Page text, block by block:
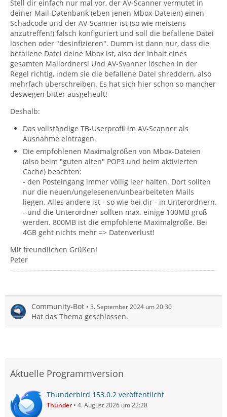
Stell dir einfach nur mal vor, der AV-Scanner vermutet in
deiner Mail-Datenbank (eben jenen Mbox-Dateien) einen
Schadcode und der AV-Scanner ist (so wie meistens
anzutreffen!) falsch konfiguriert und soll die befallene Datei
löschen oder "desinfizieren". Dumm ist dann nur, dass die
befallene Datei deine Mbox ist, also der Inhalt eines
gesamten Mailordners! Und AV-Svanner löschen in der
Regel richtig, indem sie die befallene Datei shreddern, also
mehrfach überschreiben. Es hat sich hier schon so mancher
deswegen bitter ausgeheult!
Deshalb:
Das vollständige TB-Userprofil im AV-Scanner als
Ausnahme eintragen.
Die empfohlenen Maximalgrößen von Mbox-Dateien
(also beim "guten alten" POP3 und beim aktivierten
Cache) beachten:
- den Posteingang immer völlig leer halten. Dort sollten
nur die neuen/ungelesenen/unbearbeiteten Mails
liegen. Alles andere ist - so wie bei dir - in Unterordnern.
- und die Unterordner sollten max. einige 100MB groß
werden. 800MB ist die empfohlene Maximalgröße. Bei
4GB geht nichts mehr => Datenverlust!
Mit freundlichen Grüßen!
Peter
Community-Bot 3. September 2024 um 20:30
Hat das Thema geschlossen.
Aktuelle Programmversion
Thunderbird 153.0.2 veröffentlicht
Thunder 4. August 2026 um 22:28